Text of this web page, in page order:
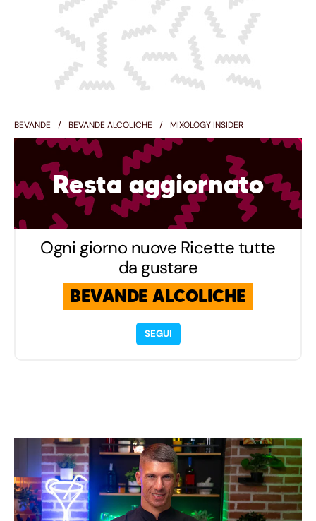
BEVANDE BEVANDE ALCOLICHE MIXOLOGY INSIDER
Resta aggiornato
Ogni giorno nuove Ricette tutte
da gustare
BEVANDE ALCOLICHE
SEGUI